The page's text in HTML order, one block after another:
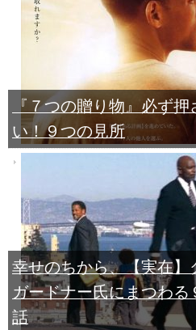
『７つの贈り物』必ず押
い！９つの見所
幸せのちから、【実在】
ガードナー氏にまつわる
話